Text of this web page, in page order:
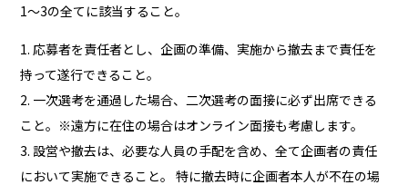
1～3の全てに該当すること。
1. 応募者を責任者とし、企画の準備、実施から撤去まで責任を
持って遂行できること。
2. 一次選考を通過した場合、二次選考の面接に必ず出席できる
こと。※遠方に在住の場合はオンライン面接も考慮します。
3. 設営や撤去は、必要な人員の手配を含め、全て企画者の責任
において実施できること。 特に撤去時に企画者本人が不在の場